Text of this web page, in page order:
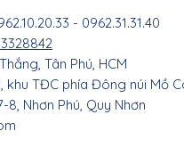
- 0962.31.31.40
, Tân Phú, HCM
khu TĐC phía Đông núi Mồ
8, Nhơn Phú, Quy Nhơn